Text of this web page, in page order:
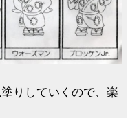
りしていくので、楽